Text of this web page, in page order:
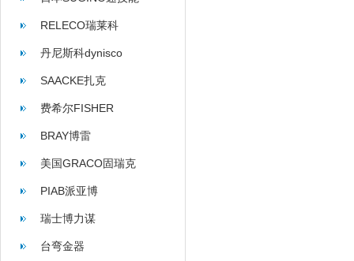
RELECO瑞莱科
丹尼斯科dynisco
SAACKE扎克
费希尔FISHER
BRAY博雷
美国GRACO固瑞克
PIAB派亚博
瑞士博力谋
台弯金器